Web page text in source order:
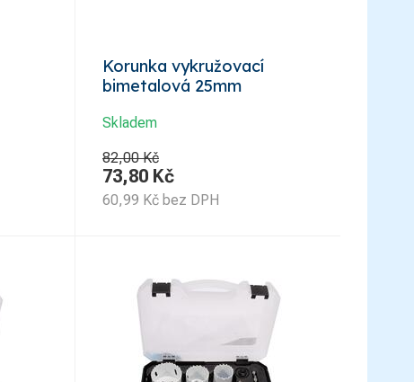
Korunka vykružovací
bimetalová 25mm
Skladem
82,00 Kč
73,80 Kč
60,99 Kč bez DPH